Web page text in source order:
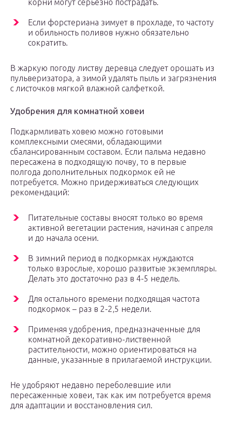
корни могут серьезно пострадать.
Если форстериана зимует в прохладе, то частоту
и обильность поливов нужно обязательно
сократить.
В жаркую погоду листву деревца следует орошать из
пульверизатора, а зимой удалять пыль и загрязнения
с листочков мягкой влажной салфеткой.
Удобрения для комнатной ховеи
Подкармливать ховею можно готовыми
комплексными смесями, обладающими
сбалансированным составом. Если пальма недавно
пересажена в подходящую почву, то в первые
полгода дополнительных подкормок ей не
потребуется. Можно придерживаться следующих
рекомендаций:
Питательные составы вносят только во время
активной вегетации растения, начиная с апреля
и до начала осени.
В зимний период в подкормках нуждаются
только взрослые, хорошо развитые экземпляры.
Делать это достаточно раз в 4-5 недель.
Для остального времени подходящая частота
подкормок – раз в 2-2,5 недели.
Применяя удобрения, предназначенные для
комнатной декоративно-лиственной
растительности, можно ориентироваться на
данные, указанные в прилагаемой инструкции.
Не удобряют недавно переболевшие или
пересаженные ховеи, так как им потребуется время
для адаптации и восстановления сил.